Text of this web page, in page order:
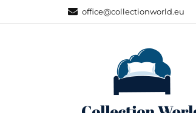
office@collectionworld.eu